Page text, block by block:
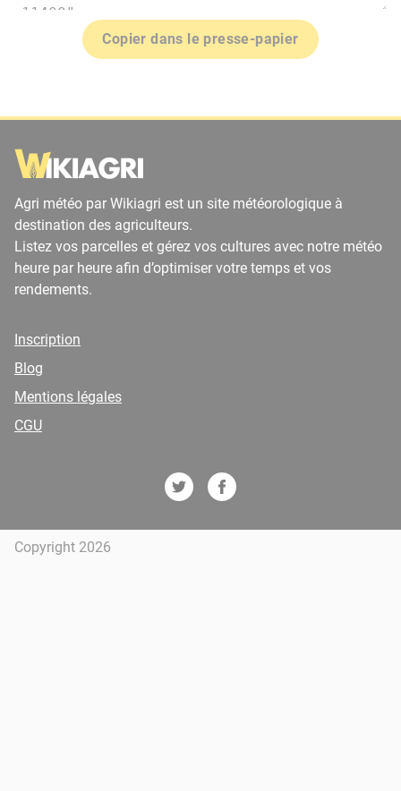
Copier dans le presse-papier
Agri météo par Wikiagri est un site météorologique à
destination des agriculteurs.
Listez vos parcelles et gérez vos cultures avec notre météo
heure par heure afin d’optimiser votre temps et vos
rendements.
Inscription
Blog
Mentions légales
CGU
Copyright 2026